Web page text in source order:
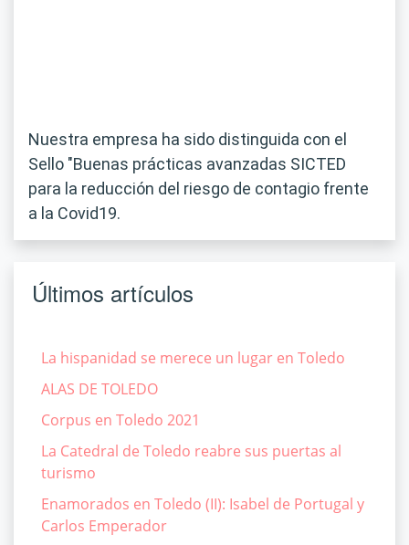
Nuestra empresa ha sido distinguida con el
Sello "Buenas prácticas avanzadas SICTED
para la reducción del riesgo de contagio frente
a la Covid19.
Últimos artículos
La hispanidad se merece un lugar en Toledo
ALAS DE TOLEDO
Corpus en Toledo 2021
La Catedral de Toledo reabre sus puertas al
turismo
Enamorados en Toledo (II): Isabel de Portugal y
Carlos Emperador